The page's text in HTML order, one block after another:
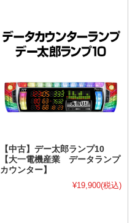
【中古】デー太郎ランプ10
【大一電機産業 データランプ
カウンター】
¥19,900(税込)